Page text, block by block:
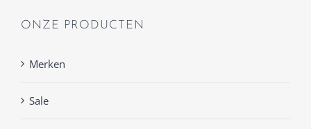
ONZE PRODUCTEN
Merken
Sale